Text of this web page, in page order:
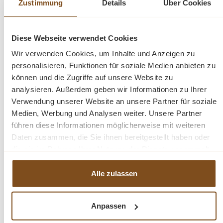
Zustimmung Details Über Cookies
Diese Webseite verwendet Cookies
Wir verwenden Cookies, um Inhalte und Anzeigen zu
personalisieren, Funktionen für soziale Medien anbieten zu
können und die Zugriffe auf unsere Website zu
analysieren. Außerdem geben wir Informationen zu Ihrer
Verwendung unserer Website an unsere Partner für soziale
Medien, Werbung und Analysen weiter. Unsere Partner
führen diese Informationen möglicherweise mit weiteren
Daten zusammen, die Sie ihnen bereitgestellt haben oder
haben.
Alle zulassen
Anpassen
Beispielbild: 240 cm
Beschreibung
Truhenbank Weichholz
Jedes Möbelstück ein Unikat
Sitzhöhe: 48 cm
Fragen zum Produkt?
Produktinformationen "Truhen Bank Spindel
antikbraun - in verschiedenen Größen"
Nehmen Sie Platz auf dieser schönen Weichholz Truhen
Bank im Vintage Stil. Die Bank hat einen großen
Produktgalerie überspringen
Ähnliche Produkte